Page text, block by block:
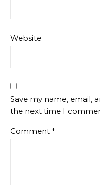
Website
Save my name, email,
the next time I
Comment *